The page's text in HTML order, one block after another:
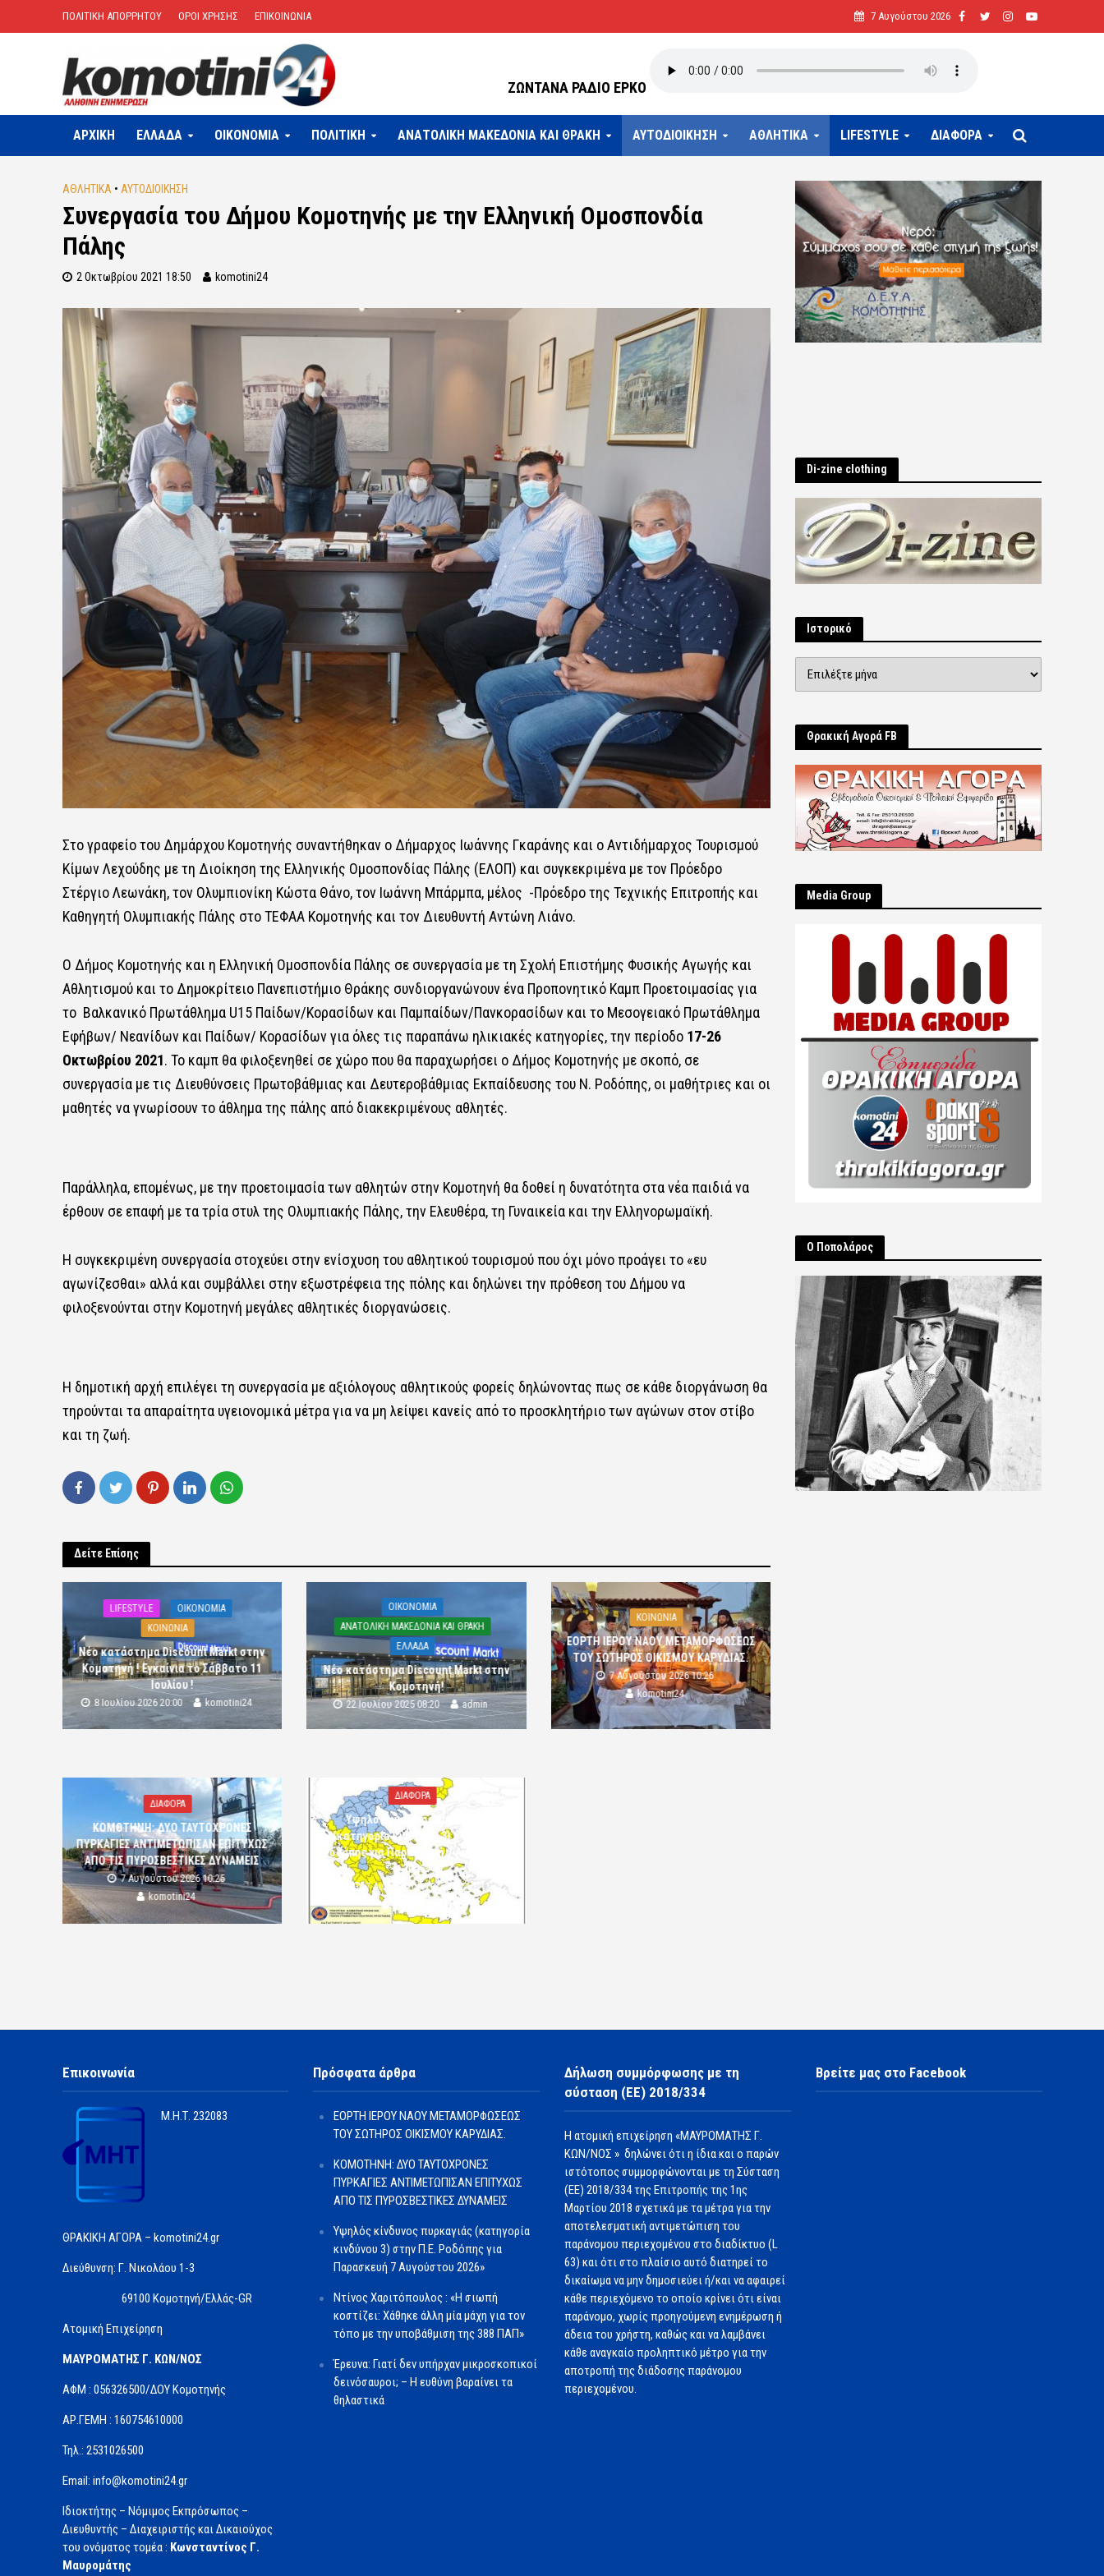
ΠΟΛΙΤΙΚΗ ΑΠΟΡΡΗΤΟΥ ΟΡΟΙ ΧΡΗΣΗΣ ΕΠΙΚΟΙΝΩΝΙΑ 7 Αυγούστου 2026
ΖΩΝΤΑΝΑ ΡΑΔΙΟ ΕΡΚΟ
ΑΡΧΙΚΗ ΕΛΛΑΔΑ OIKONOMIA ΠΟΛΙΤΙΚΗ ΑΝΑΤΟΛΙΚΗ ΜΑΚΕΔΟΝΙΑ ΚΑΙ ΘΡΑΚΗ ΑΥΤΟΔΙΟΙΚΗΣΗ ΑΘΛΗΤΙΚΑ LIFESTYLE ΔΙΑΦΟΡΑ
ΑΘΛΗΤΙΚΑ • ΑΥΤΟΔΙΟΙΚΗΣΗ
Συνεργασία του Δήμου Κομοτηνής με την Ελληνική Ομοσπονδία
Πάλης
2 Οκτωβρίου 2021 18:50 komotini24
Στο γραφείο του Δημάρχου Κομοτηνής συναντήθηκαν ο Δήμαρχος Ιωάννης Γκαράνης και ο Αντιδήμαρχος Τουρισμού
Κίμων Λεχούδης με τη Διοίκηση της Ελληνικής Ομοσπονδίας Πάλης (ΕΛΟΠ) και συγκεκριμένα με τον Πρόεδρο
Στέργιο Λεωνάκη, τον Ολυμπιονίκη Κώστα Θάνο, τον Ιωάννη Μπάρμπα, μέλος -Πρόεδρο της Τεχνικής Επιτροπής και
Καθηγητή Ολυμπιακής Πάλης στο ΤΕΦΑΑ Κομοτηνής και τον Διευθυντή Αντώνη Λιάνο.
Ο Δήμος Κομοτηνής και η Ελληνική Ομοσπονδία Πάλης σε συνεργασία με τη Σχολή Επιστήμης Φυσικής Αγωγής και
Αθλητισμού και το Δημοκρίτειο Πανεπιστήμιο Θράκης συνδιοργανώνουν ένα Προπονητικό Καμπ Προετοιμασίας για
το Βαλκανικό Πρωτάθλημα U15 Παίδων/Κορασίδων και Παμπαίδων/Πανκορασίδων και το Μεσογειακό Πρωτάθλημα
Εφήβων/ Νεανίδων και Παίδων/ Κορασίδων για όλες τις παραπάνω ηλικιακές κατηγορίες, την περίοδο 17-26
Οκτωβρίου 2021. Το καμπ θα φιλοξενηθεί σε χώρο που θα παραχωρήσει ο Δήμος Κομοτηνής με σκοπό, σε
συνεργασία με τις Διευθύνσεις Πρωτοβάθμιας και Δευτεροβάθμιας Εκπαίδευσης του Ν. Ροδόπης, οι μαθήτριες και οι
μαθητές να γνωρίσουν το άθλημα της πάλης από διακεκριμένους αθλητές.
Παράλληλα, επομένως, με την προετοιμασία των αθλητών στην Κομοτηνή θα δοθεί η δυνατότητα στα νέα παιδιά να
έρθουν σε επαφή με τα τρία στυλ της Ολυμπιακής Πάλης, την Ελευθέρα, τη Γυναικεία και την Ελληνορωμαϊκή.
Η συγκεκριμένη συνεργασία στοχεύει στην ενίσχυση του αθλητικού τουρισμού που όχι μόνο προάγει το «ευ
αγωνίζεσθαι» αλλά και συμβάλλει στην εξωστρέφεια της πόλης και δηλώνει την πρόθεση του Δήμου να
φιλοξενούνται στην Κομοτηνή μεγάλες αθλητικές διοργανώσεις.
Η δημοτική αρχή επιλέγει τη συνεργασία με αξιόλογους αθλητικούς φορείς δηλώνοντας πως σε κάθε διοργάνωση θα
τηρούνται τα απαραίτητα υγειονομικά μέτρα για να μη λείψει κανείς από το προσκλητήριο των αγώνων στον στίβο
και τη ζωή.
Δείτε Επίσης
LIFESTYLE
OIKONOMIA
ΚΟΙΝΩΝΙΑ
Νέο κατάστημα Discount Markt στην
Κομοτηνή ! Εγκαίνια το Σάββατο 11
Ιουλίου !
8 Ιουλίου 2026 20:00 komotini24
OIKONOMIA
ΑΝΑΤΟΛΙΚΗ ΜΑΚΕΔΟΝΙΑ ΚΑΙ ΘΡΑΚΗ
ΕΛΛΑΔΑ
Νέο κατάστημα Discount Markt στην
Κομοτηνή!
22 Ιουλίου 2025 08:20 admin
ΚΟΙΝΩΝΙΑ
ΕΟΡΤΗ ΙΕΡΟΥ ΝΑΟΥ ΜΕΤΑΜΟΡΦΩΣΕΩΣ
ΤΟΥ ΣΩΤΗΡΟΣ ΟΙΚΙΣΜΟΥ ΚΑΡΥΔΙΑΣ.
7 Αυγούστου 2026 10:26
komotini24
ΔΙΑΦΟΡΑ
ΚΟΜΟΤΗΝΗ: ΔΥΟ ΤΑΥΤΟΧΡΟΝΕΣ
ΠΥΡΚΑΓΙΕΣ ΑΝΤΙΜΕΤΩΠΙΣΑΝ ΕΠΙΤΥΧΩΣ
ΑΠΟ ΤΙΣ ΠΥΡΟΣΒΕΣΤΙΚΕΣ ΔΥΝΑΜΕΙΣ
7 Αυγούστου 2026 10:25
komotini24
ΔΙΑΦΟΡΑ
Υψηλός κίνδυνος πυρκαγιάς
(κατηγορία κινδύνου 3) στην Π.Ε.
Ροδόπης για Παρασκευή 7 Αυγούστου
2026»
7 Αυγούστου 2026 10:24
Di-zine clothing
Ιστορικό
Θρακική Αγορά FB
Μedia Group
Ο Ποπολάρος
Επικοινωνία
Μ.Η.Τ. 232083
ΘΡΑΚΙΚΗ ΑΓΟΡΑ – komotini24.gr
Διεύθυνση: Γ. Νικολάου 1-3
69100 Κομοτηνή/Ελλάς-GR
Ατομική Επιχείρηση
ΜΑΥΡΟΜΑΤΗΣ Γ. ΚΩΝ/ΝΟΣ
ΑΦΜ : 056326500/ΔOΥ Κομοτηνής
ΑΡ.ΓΕΜΗ : 160754610000
Τηλ.: 2531026500
Email: info@komotini24.gr
Ιδιοκτήτης – Νόμιμος Εκπρόσωπος –
Διευθυντής – Διαχειριστής και Δικαιούχος
του ονόματος τομέα : Κωνσταντίνος Γ.
Μαυρομάτης
Πρόσφατα άρθρα
ΕΟΡΤΗ ΙΕΡΟΥ ΝΑΟΥ ΜΕΤΑΜΟΡΦΩΣΕΩΣ
ΤΟΥ ΣΩΤΗΡΟΣ ΟΙΚΙΣΜΟΥ ΚΑΡΥΔΙΑΣ.
ΚΟΜΟΤΗΝΗ: ΔΥΟ ΤΑΥΤΟΧΡΟΝΕΣ
ΠΥΡΚΑΓΙΕΣ ΑΝΤΙΜΕΤΩΠΙΣΑΝ ΕΠΙΤΥΧΩΣ
ΑΠΟ ΤΙΣ ΠΥΡΟΣΒΕΣΤΙΚΕΣ ΔΥΝΑΜΕΙΣ
Υψηλός κίνδυνος πυρκαγιάς (κατηγορία
κινδύνου 3) στην Π.Ε. Ροδόπης για
Παρασκευή 7 Αυγούστου 2026»
Ντίνος Χαριτόπουλος : «Η σιωπή
κοστίζει: Χάθηκε άλλη μία μάχη για τον
τόπο με την υποβάθμιση της 388 ΠΑΠ»
Έρευνα: Γιατί δεν υπήρχαν μικροσκοπικοί
δεινόσαυροι; – Η ευθύνη βαραίνει τα
θηλαστικά
Δήλωση συμμόρφωσης με τη
σύσταση (ΕΕ) 2018/334
Η ατομική επιχείρηση «ΜΑΥΡΟΜΑΤΗΣ Γ.
ΚΩΝ/ΝΟΣ » δηλώνει ότι η ίδια και ο παρών
ιστότοπος συμμορφώνονται με τη Σύσταση
(ΕΕ) 2018/334 της Επιτροπής της 1ης
Μαρτίου 2018 σχετικά με τα μέτρα για την
αποτελεσματική αντιμετώπιση του
παράνομου περιεχομένου στο διαδίκτυο (L
63) και ότι στο πλαίσιο αυτό διατηρεί το
δικαίωμα να μην δημοσιεύει ή/και να αφαιρεί
κάθε περιεχόμενο το οποίο κρίνει ότι είναι
παράνομο, χωρίς προηγούμενη ενημέρωση ή
άδεια του χρήστη, καθώς και να λαμβάνει
κάθε αναγκαίο προληπτικό μέτρο για την
αποτροπή της διάδοσης παράνομου
περιεχομένου.
Βρείτε μας στο Facebook